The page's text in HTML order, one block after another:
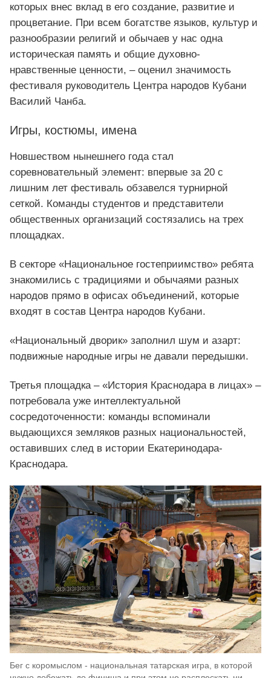
которых внес вклад в его создание, развитие и
процветание. При всем богатстве языков, культур и
разнообразии религий и обычаев у нас одна
историческая память и общие духовно-
нравственные ценности, – оценил значимость
фестиваля руководитель Центра народов Кубани
Василий Чанба.
Игры, костюмы, имена
Новшеством нынешнего года стал
соревновательный элемент: впервые за 20 с
лишним лет фестиваль обзавелся турнирной
сеткой. Команды студентов и представители
общественных организаций состязались на трех
площадках.
В секторе «Национальное гостеприимство» ребята
знакомились с традициями и обычаями разных
народов прямо в офисах объединений, которые
входят в состав Центра народов Кубани.
«Национальный дворик» заполнил шум и азарт:
подвижные народные игры не давали передышки.
Третья площадка – «История Краснодара в лицах» –
потребовала уже интеллектуальной
сосредоточенности: команды вспоминали
выдающихся земляков разных национальностей,
оставивших след в истории Екатеринодара-
Краснодара.
Бег с коромыслом - национальная татарская игра, в которой